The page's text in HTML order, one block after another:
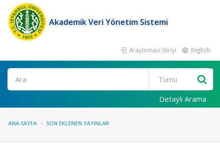
Akademik Veri Yönetim Sistemi
Araştırmacı Girişi English
Ara
Detaylı Arama
ANA SAYFA SON EKLENEN YAYINLAR